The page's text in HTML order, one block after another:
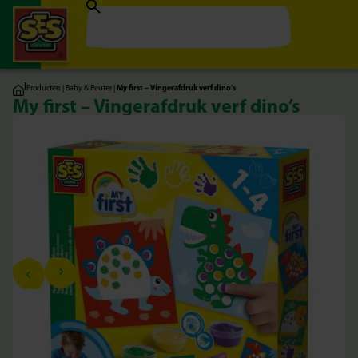
|Producten | Baby & Peuter |My first – Vingerafdruk verf dino’s
My first – Vingerafdruk verf dino’s